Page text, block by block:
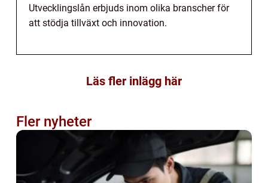
Utvecklingslån erbjuds inom olika branscher för
att stödja tillväxt och innovation.
Läs fler inlägg här
Fler nyheter